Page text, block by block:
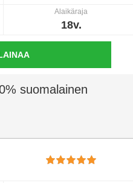
Alaikäraja
18v.
suomalainen